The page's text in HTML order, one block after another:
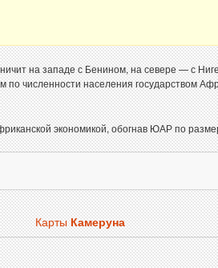
на западе с Бенином, на севере — с
численности населения государством
экономикой, обогнав ЮАР по
КартыКамеруна